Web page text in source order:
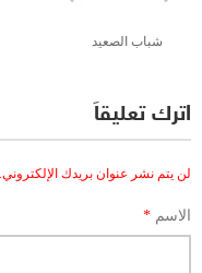
شباب الصعيد
اترك تعليقاً
لن يتم نشر عنوان بريدك الإلكتروني.
الاسم *